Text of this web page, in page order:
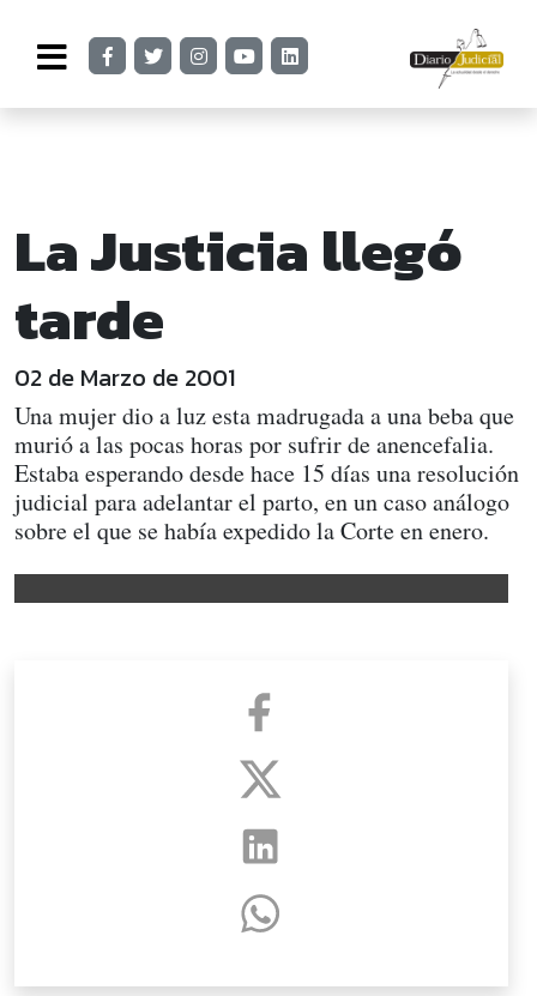
La Justicia llegó
tarde
02 de Marzo de 2001
Una mujer dio a luz esta madrugada a una beba que
murió a las pocas horas por sufrir de anencefalia.
Estaba esperando desde hace 15 días una resolución
judicial para adelantar el parto, en un caso análogo
sobre el que se había expedido la Corte en enero.